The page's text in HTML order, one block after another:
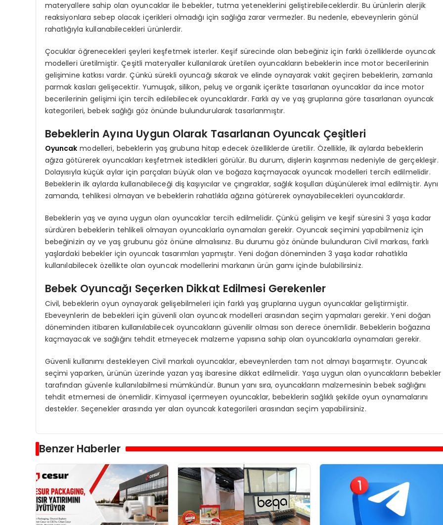
materyallere sahip olan oyuncaklar ile bebekler, tutma yeteneklerini geliştirebileceklerdir. Bu ürünlerin alerjik
reaksiyonlara sebep olacak içerikleri olmadığı için sağlığa zarar vermezler. Bu nedenle, ebeveynlerin gönül
rahatlığıyla kullanabilecekleri ürünlerdir.
Çocuklar öğrenecekleri şeyleri keşfetmek isterler. Keşif sürecinde olan bebeğiniz için farklı özelliklerde oyuncak
modelleri üretilmiştir. Çeşitli materyaller kullanılarak üretilen oyuncakların bebeklerin ince motor becerilerinin
gelişimine katkısı vardır. Çünkü sürekli oyuncağı sıkarak ve elinde oynayarak vakit geçiren bebeklerin, zamanla
parmak kasları gelişecektir. Yumuşak, silikon, peluş ve organik içerikte tasarlanan oyuncaklar da ince motor
becerilerinin gelişimi için tercih edilebilecek oyuncaklardır. Farklı ay ve yaş gruplarına göre tasarlanan oyuncak
kategorileri, bebek sağlığı göz önünde bulundurularak tasarlanmıştır.
Bebeklerin Ayına Uygun Olarak Tasarlanan Oyuncak Çeşitleri
Oyuncak modelleri, bebeklerin yaş grubuna hitap edecek özelliklerde üretilir. Özellikle, ilk aylarda bebeklerin
ağıza götürerek oyuncakları keşfetmek istedikleri görülür. Bu durum, dişlerin kaşınması nedeniyle de gerçekleşir.
Dolayısıyla küçük aylar için parçaları büyük olan ve boğaza kaçmayacak oyuncak modelleri tercih edilmelidir.
Bebeklerin ilk aylarda kullanabileceği diş kaşıyıcılar ve çıngıraklar, sağlık koşulları düşünülerek imal edilmiştir. Aynı
zamanda, tehlikesi olmayan ve bebeklerin rahatlıkla ağzına götürerek oynayabilecekleri oyuncaklardır.
Bebeklerin yaş ve ayına uygun olan oyuncaklar tercih edilmelidir. Çünkü gelişim ve keşif süresini 3 yaşa kadar
sürdüren bebeklerin tehlikeli olmayan oyuncaklarla oynamaları gerekir. Oyuncak seçimini yapabilmeniz için
bebeğinizin ay ve yaş grubunu göz önüne almalısınız. Bu durumu göz önünde bulunduran Civil markası, farklı
yaşlardaki bebekler için oyuncak tasarımları yapmıştır. Yeni doğan döneminden 3 yaşa kadar rahatlıkla
kullanılabilecek özellikte olan oyuncak modellerini markanın ürün gamı içinde bulabilirsiniz.
Bebek Oyuncağı Seçerken Dikkat Edilmesi Gerekenler
Civil, bebeklerin oyun oynayarak gelişebilmeleri için farklı yaş gruplarına uygun oyuncaklar geliştirmiştir.
Ebeveynlerin de bebekleri için güvenli olan oyuncak modelleri arasından seçim yapmaları gerekir. Yeni doğan
döneminden itibaren kullanılabilecek oyuncakların güvenilir olması son derece önemlidir. Bebeklerin boğazına
kaçmayacak ve sağlığını tehdit etmeyecek malzeme yapısına sahip olan oyuncaklarla oynamaları gerekir.
Güvenli kullanımı destekleyen Civil markalı oyuncaklar, ebeveynlerden tam not almayı başarmıştır. Oyuncak
seçimi yaparken, ürünün üzerinde yazan yaş ibaresine dikkat edilmelidir. Yaşa uygun olan oyuncakların bebekler
tarafından güvenle kullanılabilmesi mümkündür. Bunun yanı sıra, oyuncakların malzemesinin bebek sağlığını
tehdit etmemesi de önemlidir. Kimyasal içermeyen oyuncaklar, bebeklerin sağlıklı şekilde oyun oynamalarını
destekler. Seçenekler arasında yer alan oyuncak kategorileri arasından seçim yapabilirsiniz.
Benzer Haberler